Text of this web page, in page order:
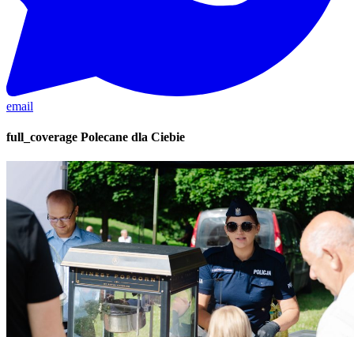
email
full_coverage Polecane dla Ciebie